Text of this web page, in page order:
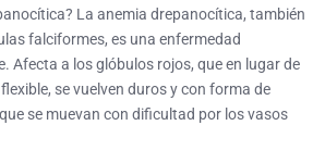
La anemia drepanocítica, también
falciformes, es una enfermedad
Afecta a los glóbulos rojos, que en lugar de
se vuelven duros y con forma de
se muevan con dificultad por los vasos